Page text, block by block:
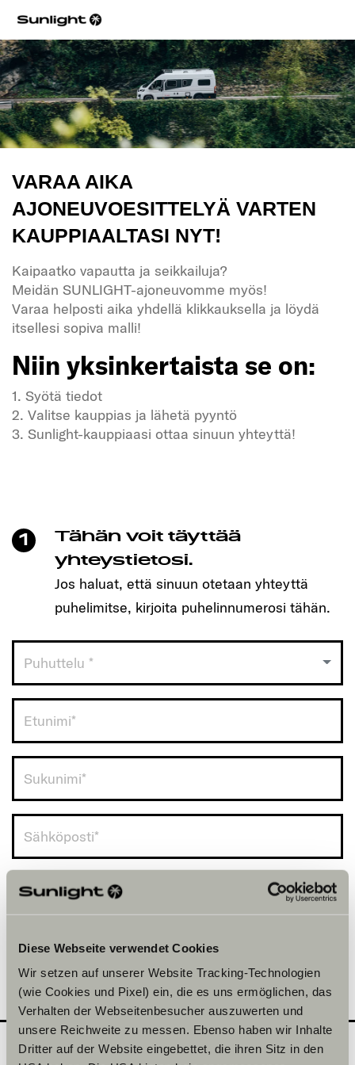
Diese Webseite verwendet Cookies
Wir setzen auf unserer Website Tracking-Technologien
(wie Cookies und Pixel) ein, die es uns ermöglichen, das
Verhalten der Webseitenbesucher auszuwerten und
unsere Reichweite zu messen. Ebenso haben wir Inhalte
Dritter auf der Website eingebettet, die ihren Sitz in den
VARAA AIKA
AJONEUVOESITTELYÄ VARTEN
KAUPPIAALTASI NYT!
Kaipaatko vapautta ja seikkailuja?
Meidän SUNLIGHT-ajoneuvomme myös!
Varaa helposti aika yhdellä klikkauksella ja löydä
itsellesi sopiva malli!
Niin yksinkertaista se on:
1. Syötä tiedot
2. Valitse kauppias ja lähetä pyyntö
3. Sunlight-kauppiaasi ottaa sinuun yhteyttä!
Niin yksinkertaista se on:
1. Syötä tiedot
2. Valitse kauppias ja lähetä pyyntö
1
Tähän voit täyttää
yhteystietosi.
Jos haluat, että sinuun otetaan yhteyttä
puhelimitse, kirjoita puhelinnumerosi tähän.
Puhuttelu *
Finland (+358)